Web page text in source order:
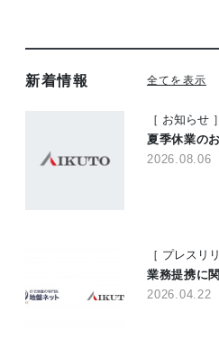
新着情報 全てを表示
［ お知らせ ］
夏季休業の
2026.08.06
［ プレスリ
業務提携に
2026.04.22